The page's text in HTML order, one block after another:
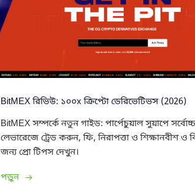
BitMEX রিভিউ: ১০০x ক্রিপ্টো ডেরিভেটিভস (2026)
BitMEX সম্পর্কে নতুন গাইড: পার্পেচুয়াল সুয়াপে
লেভারেজে ট্রেড করুন, ফি, নিরাপত্তা ও শিক্ষানবীশ ও
জন্য প্রো টিপস দেখুন।
পড়ুন